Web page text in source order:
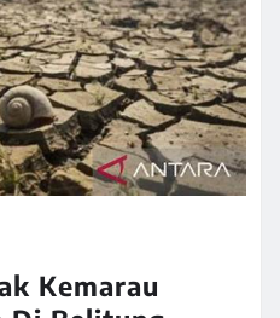
Kemarau